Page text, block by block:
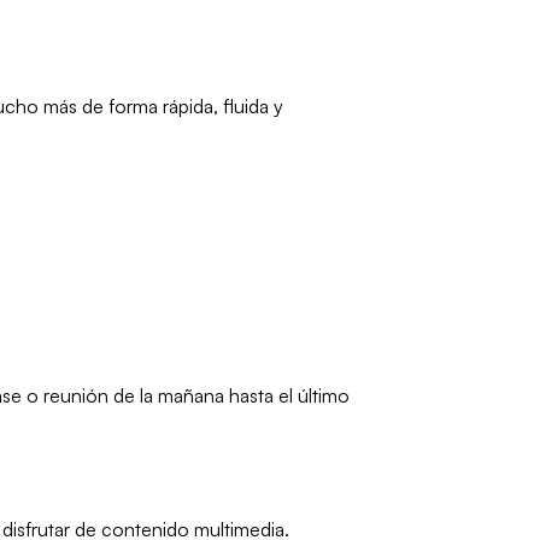
más de forma rápida, fluida y
o reunión de la mañana hasta el último
de contenido multimedia.